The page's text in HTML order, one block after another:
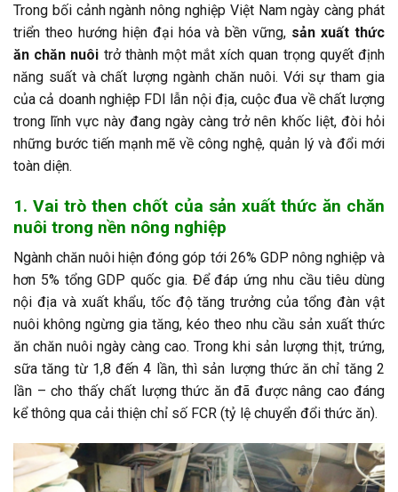
Trong bối cảnh ngành nông nghiệp Việt Nam ngày càng phát
triển theo hướng hiện đại hóa và bền vững, sản xuất thức
ăn chăn nuôi trở thành một mắt xích quan trọng quyết định
năng suất và chất lượng ngành chăn nuôi. Với sự tham gia
của cả doanh nghiệp FDI lẫn nội địa, cuộc đua về chất lượng
trong lĩnh vực này đang ngày càng trở nên khốc liệt, đòi hỏi
những bước tiến mạnh mẽ về công nghệ, quản lý và đổi mới
toàn diện.
1. Vai trò then chốt của sản xuất thức ăn chăn
nuôi trong nền nông nghiệp
Ngành chăn nuôi hiện đóng góp tới 26% GDP nông nghiệp và
hơn 5% tổng GDP quốc gia. Để đáp ứng nhu cầu tiêu dùng
nội địa và xuất khẩu, tốc độ tăng trưởng của tổng đàn vật
nuôi không ngừng gia tăng, kéo theo nhu cầu sản xuất thức
ăn chăn nuôi ngày càng cao. Trong khi sản lượng thịt, trứng,
sữa tăng từ 1,8 đến 4 lần, thì sản lượng thức ăn chỉ tăng 2
lần – cho thấy chất lượng thức ăn đã được nâng cao đáng
kể thông qua cải thiện chỉ số FCR (tỷ lệ chuyển đổi thức ăn).